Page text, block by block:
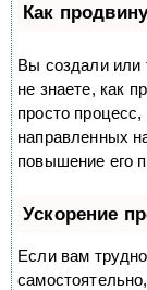
Как
Вы создали или
не знаете, как
просто
направленных
повышение его
Ускорение
Если вам